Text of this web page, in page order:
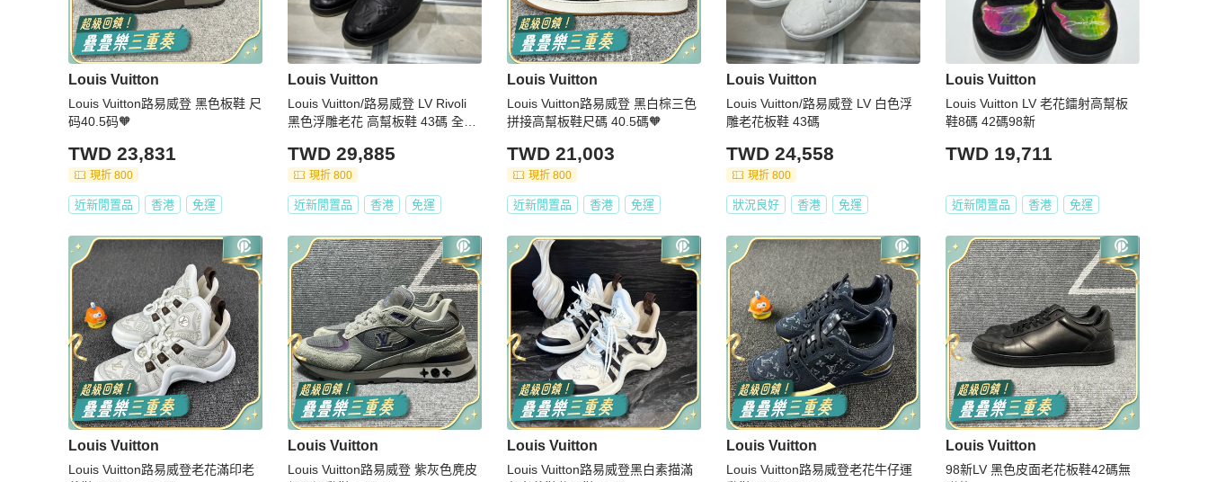
Louis Vuitton
Louis Vuitton路易威登 黑色板鞋 尺
码40.5码🧡
TWD 23,831
現折 800
近新閒置品 香港 免運
Louis Vuitton
Louis Vuitton/路易威登 LV Rivoli
黑色浮雕老花 高幫板鞋 43碼 全新
TWD 29,885
現折 800
近新閒置品 香港 免運
Louis Vuitton
Louis Vuitton路易威登 黑白棕三色
拼接高幫板鞋尺碼 40.5碼🧡
TWD 21,003
現折 800
近新閒置品 香港 免運
Louis Vuitton
Louis Vuitton/路易威登 LV 白色浮
雕老花板鞋 43碼
TWD 24,558
現折 800
狀況良好 香港 免運
Louis Vuitton
Louis Vuitton LV 老花鐳射高幫板
鞋8碼 42碼98新
TWD 19,711
近新閒置品 香港 免運
Louis Vuitton
Louis Vuitton路易威登老花滿印老
Louis Vuitton
Louis Vuitton路易威登 紫灰色麂皮
Louis Vuitton
Louis Vuitton路易威登黑白素描滿
Louis Vuitton
Louis Vuitton路易威登老花牛仔運
Louis Vuitton
98新LV 黑色皮面老花板鞋42碼無